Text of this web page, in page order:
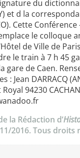
du
et d la
Cette
le colloque
de Ville de
le train à 7 h 45
gare de Caen.
: Jean DARRACQ
94230
la Rédaction d’
2016. Tous droits